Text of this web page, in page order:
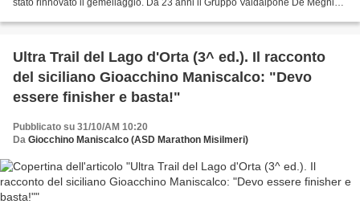
stato rinnovato il gemellaggio. Da 23 anni il Gruppo Valdalpone De Megni
Ultra Trail del Lago d'Orta (3^ ed.). Il racconto
del siciliano Gioacchino Maniscalco: "Devo
essere finisher e basta!"
Pubblicato su 31/10/AM 10:20
Da Giocchino Maniscalco (ASD Marathon Misilmeri)